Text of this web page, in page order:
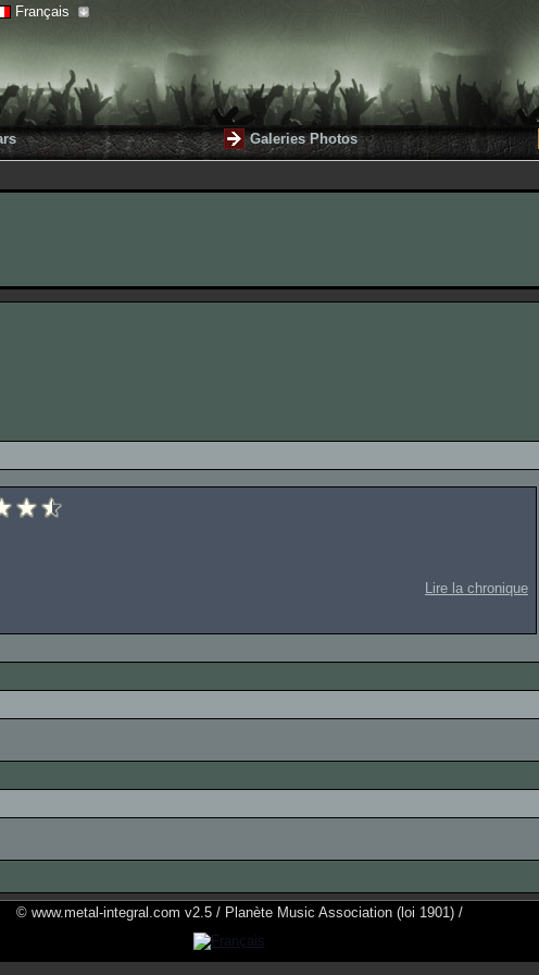
Français
Galeries Photos
Lire la chronique
© www.metal-integral.com v2.5 / Planète Music Association (loi 1901) /